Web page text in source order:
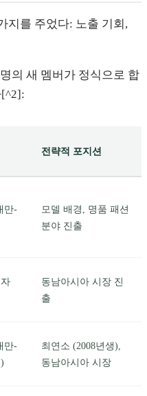
지를 주었다: 노출 기회,
의 새 멤버가 정식으로 합
[^2]:
전략적 포지션
만-
모델 배경, 명품 패션
분야 진출
동남아시아 시장 진
출
만-
최연소 (2008년생),
동남아시아 시장